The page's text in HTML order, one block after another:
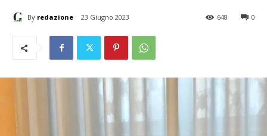
By redazione 23 Giugno 2023 0
648